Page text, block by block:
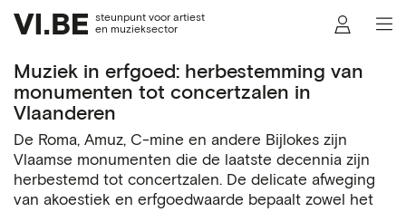
steunpunt voor artiest
en muzieksector
Muziek in erfgoed: herbestemming van
monumenten tot concertzalen in
Vlaanderen
De Roma, Amuz, C-mine en andere Bijlokes zijn
Vlaamse monumenten die de laatste decennia zijn
herbestemd tot concertzalen. De delicate afweging
van akoestiek en erfgoedwaarde bepaalt zowel het